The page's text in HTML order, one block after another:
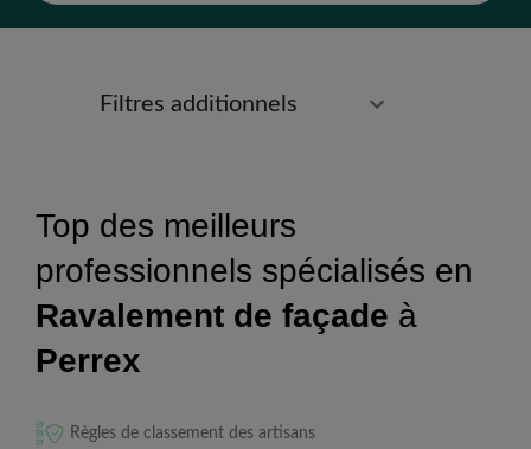
Filtres additionnels
Top des meilleurs
professionnels spécialisés en
Ravalement de façade à
Perrex
Règles de classement des artisans